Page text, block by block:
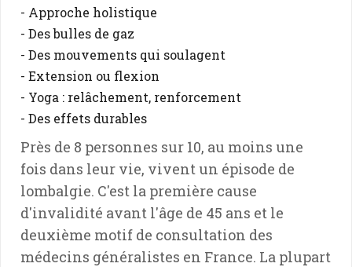
- Approche holistique
- Des bulles de gaz
- Des mouvements qui soulagent
- Extension ou flexion
- Yoga : relâchement, renforcement
- Des effets durables
Près de 8 personnes sur 10, au moins une
fois dans leur vie, vivent un épisode de
lombalgie. C'est la première cause
d'invalidité avant l'âge de 45 ans et le
deuxième motif de consultation des
médecins généralistes en France. La plupart